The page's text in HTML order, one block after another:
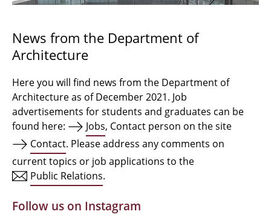
Qualification profile
Semester Programme
Internationales
Facilities
News from the Department of
Architecture
Here you will find news from the Department of
Architecture as of December 2021. Job
advertisements for students and graduates can be
found here:
Jobs, Contact person on the site
Contact. Please address any comments on
current topics or job applications to the
Public Relations.
Follow us on Instagram